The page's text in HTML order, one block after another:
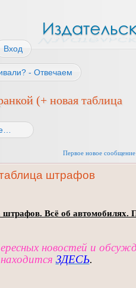
Вход
- Отвечаем
(+ новая таблица
Первое новое сообщение
штрафов
Всё об автомобилях.
новостей и
ЗДЕСЬ.